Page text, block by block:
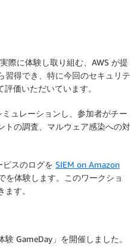
際に体験し取り組む、AWS が提
習得でき、特に今回のセキュリテ
価いただいています。
ュレーションし、参加者がチー
トの調査、マルウェア感染への対
ビスのログを SIEM on Amazon
を体験します。このワークショ
す。
GameDay」を開催しました。